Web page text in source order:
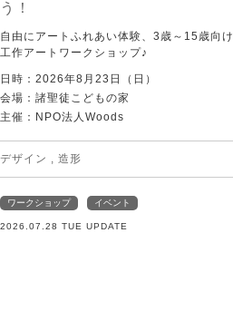
う！
自由にアートふれあい体験、3歳～15歳向け
工作アートワークショップ♪
日時：2026年8月23日（日）
会場：諸聖徒こどもの家
主催：NPO法人Woods
デザイン 造形
ワークショップ イベント
2026.07.28 TUE UPDATE